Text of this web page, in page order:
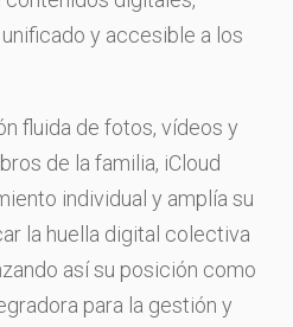
y accesible a los
fluida de fotos, vídeos y
de la familia, iCloud
individual y amplía su
la huella digital colectiva
así su posición como
para la gestión y